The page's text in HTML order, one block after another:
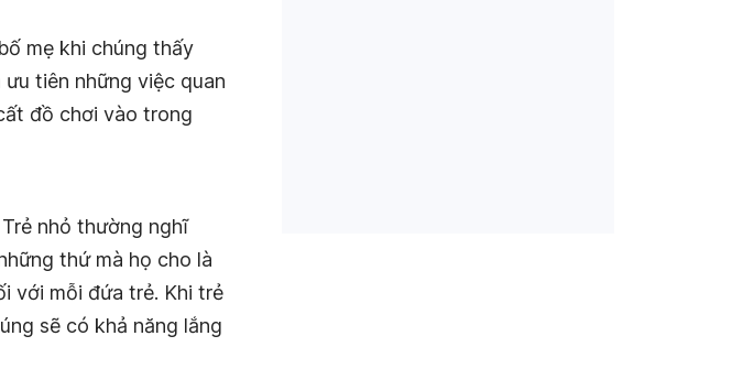
mẹ khi chúng thấy
tiên những việc quan
đồ chơi vào trong
nhỏ thường nghĩ
thứ mà họ cho là
với mỗi đứa trẻ. Khi trẻ
sẽ có khả năng lắng